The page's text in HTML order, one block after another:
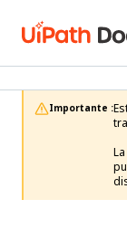
Importante :